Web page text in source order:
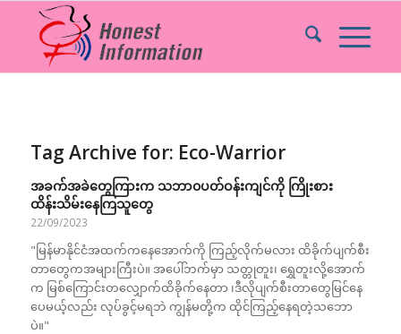
Tag Archive for: Eco-Warrior
အခက်အခဲတွေကြားက သဘာ၀ပတ်ဝန်းကျင်ကို ကြိုးစား
ထိန်းသိမ်းနေကြသူတွေ
22/09/2023
"မြန်မာနိုင်ငံအထက်ကနေအောက်ကို ကြည့်လိုက်မလား ထိခိုက်ပျက်စီး
တာတွေကအများကြီးပဲ။ အပေါ်ဘက်မှာ သတ္တုတူး၊ ရွှေတူးလို့အောက်
က မြစ်ကြောင်းတလျှောက်ထိခိုက်နေတာ ၊ဒီလိုပျက်စီးတာတွေမြင်နေ
ပေမယ့်လည်း လုပ်ခွင့်မရဘဲ ကျွန်မတို့က ထိုင်ကြည့်နေရတဲ့သဘော
ပဲ။"